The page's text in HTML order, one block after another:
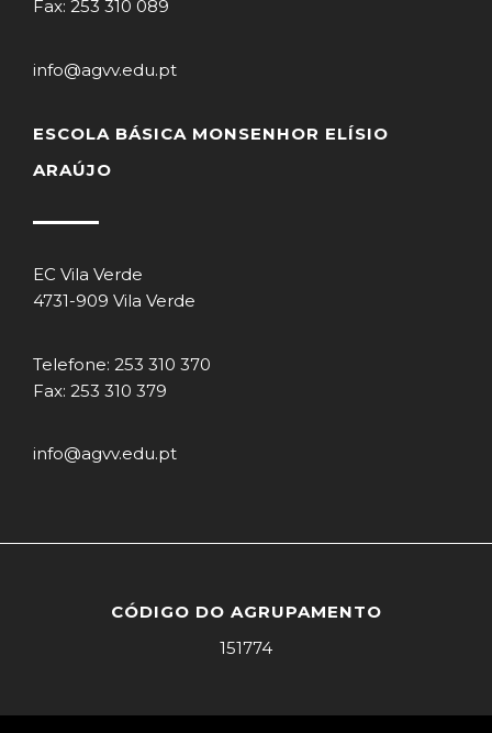
Fax: 253 310 089
info@agvv.edu.pt
ESCOLA BÁSICA MONSENHOR ELÍSIO
ARAÚJO
EC Vila Verde
4731-909 Vila Verde
Telefone: 253 310 370
Fax: 253 310 379
info@agvv.edu.pt
CÓDIGO DO AGRUPAMENTO
151774